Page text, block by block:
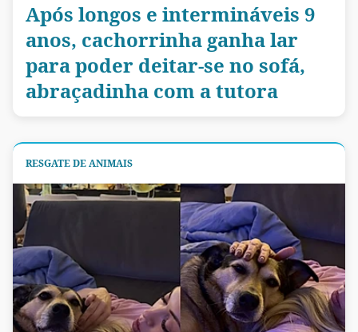
Após longos e intermináveis 9
anos, cachorrinha ganha lar
para poder deitar-se no sofá,
abraçadinha com a tutora
RESGATE DE ANIMAIS